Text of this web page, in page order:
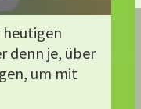
heutigen
denn je, über
um mit